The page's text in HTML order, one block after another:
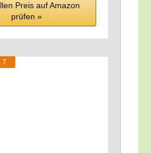
Preis auf Ama­zon
prü­fen »
7